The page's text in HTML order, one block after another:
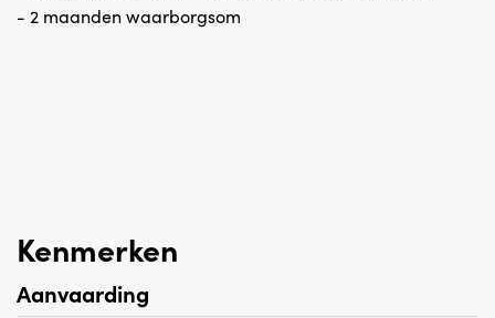
- 2 maanden waarborgsom
Kenmerken
Aanvaarding